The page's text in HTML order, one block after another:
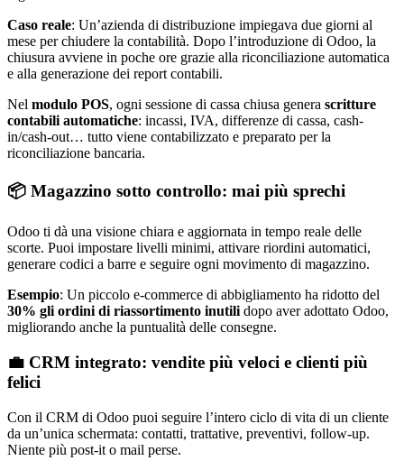
Caso reale: Un’azienda di distribuzione impiegava due giorni al
mese per chiudere la contabilità. Dopo l’introduzione di Odoo, la
chiusura avviene in poche ore grazie alla riconciliazione automatica
e alla generazione dei report contabili.
Nel modulo POS, ogni sessione di cassa chiusa genera scritture
contabili automatiche: incassi, IVA, differenze di cassa, cash-
in/cash-out… tutto viene contabilizzato e preparato per la
riconciliazione bancaria.
📦 Magazzino sotto controllo: mai più sprechi
Odoo ti dà una visione chiara e aggiornata in tempo reale delle
scorte. Puoi impostare livelli minimi, attivare riordini automatici,
generare codici a barre e seguire ogni movimento di magazzino.
Esempio: Un piccolo e-commerce di abbigliamento ha ridotto del
30% gli ordini di riassortimento inutili dopo aver adottato Odoo,
migliorando anche la puntualità delle consegne.
💼 CRM integrato: vendite più veloci e clienti più
felici
Con il CRM di Odoo puoi seguire l’intero ciclo di vita di un cliente
da un’unica schermata: contatti, trattative, preventivi, follow-up.
Niente più post-it o mail perse.